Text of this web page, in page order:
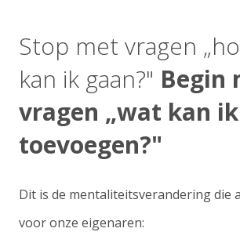
Stop met vragen
kan ik gaan?" Begin
vragen „wat kan ik
toevoegen?"
Dit is de mentaliteitsverandering die
voor onze eigenaren: